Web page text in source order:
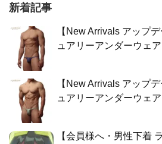
新着記事
【New Arrivals アップ
ュアリーアンダーウェア
【New Arrivals アップ
ュアリーアンダーウェア
【会員様へ・男性下着